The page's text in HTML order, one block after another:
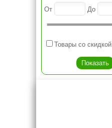
От До
Товары со скидкой